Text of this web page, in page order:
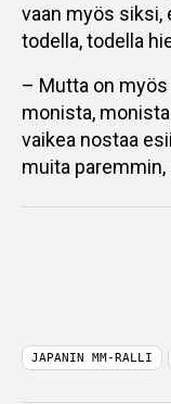
vaan myös siksi,
todella, todella
– Mutta on myös
monista,
vaikea nostaa
muita
JAPANIN MM-RALLI